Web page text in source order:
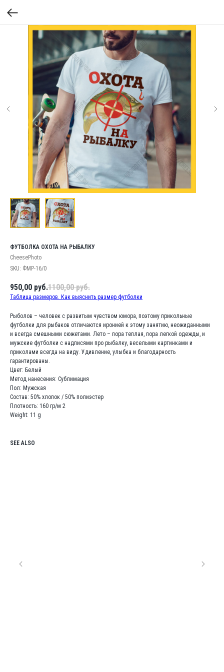
ФУТБОЛКА ОХОТА НА РЫБАЛКУ
CheesePhoto
SKU: ФМР-16/0
950,00 руб.1100,00 руб.
Таблица размеров. Как выяснить размер футболки
Рыболов – человек с развитым чувством юмора, поэтому прикольные
футболки для рыбаков отличаются иронией к этому занятию, неожиданными
и всегда смешными сюжетами. Лето – пора теплая, пора легкой одежды, и
мужские футболки с надписями про рыбалку, веселыми картинками и
приколами всегда на виду. Удивление, улыбка и благодарность
гарантированы.
Цвет: Белый
Метод нанесения: Сублимация
Пол: Мужская
Состав: 50% хлопок / 50% полиэстер
Плотность: 160 гр/м 2
Weight: 11 g
SEE ALSO